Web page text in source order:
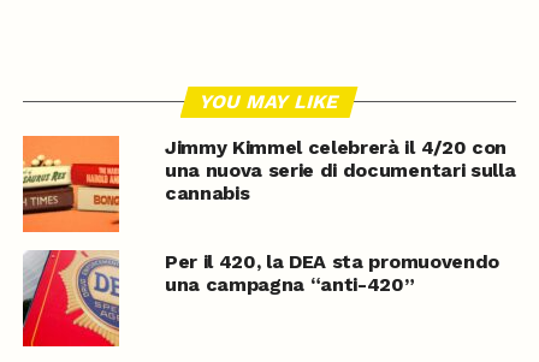
YOU MAY LIKE
Jimmy Kimmel celebrerà il 4/20 con
una nuova serie di documentari sulla
cannabis
Per il 420, la DEA sta promuovendo
una campagna “anti-420”